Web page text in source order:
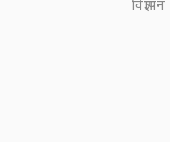
विज्ञापन